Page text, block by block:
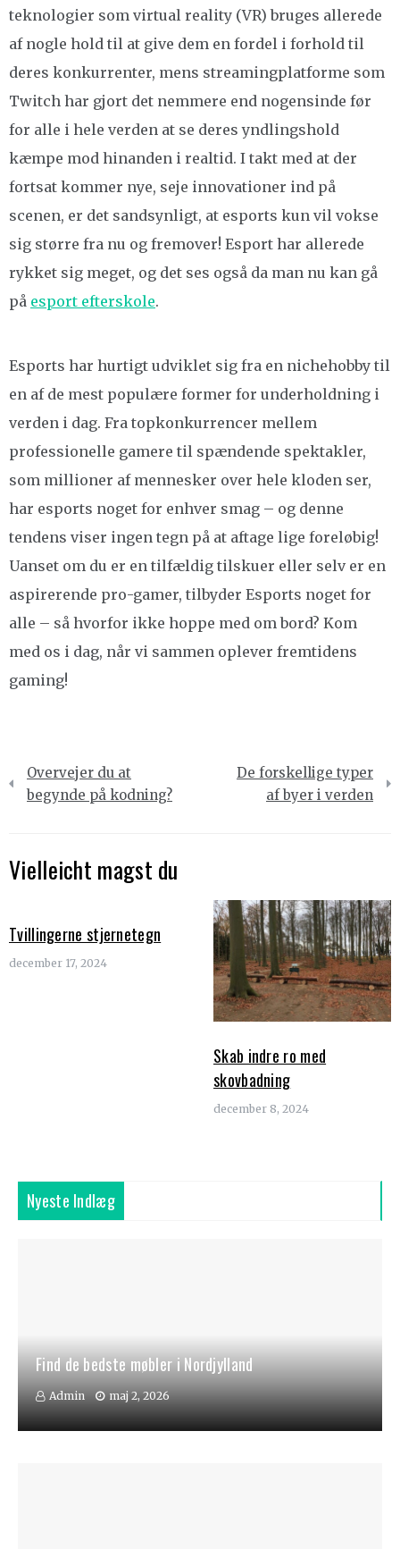
teknologier som virtual reality (VR) bruges allerede
af nogle hold til at give dem en fordel i forhold til
deres konkurrenter, mens streamingplatforme som
Twitch har gjort det nemmere end nogensinde før
for alle i hele verden at se deres yndlingshold
kæmpe mod hinanden i realtid. I takt med at der
fortsat kommer nye, seje innovationer ind på
scenen, er det sandsynligt, at esports kun vil vokse
sig større fra nu og fremover! Esport har allerede
rykket sig meget, og det ses også da man nu kan gå
på esport efterskole.
Esports har hurtigt udviklet sig fra en nichehobby til
en af de mest populære former for underholdning i
verden i dag. Fra topkonkurrencer mellem
professionelle gamere til spændende spektakler,
som millioner af mennesker over hele kloden ser,
har esports noget for enhver smag – og denne
tendens viser ingen tegn på at aftage lige foreløbig!
Uanset om du er en tilfældig tilskuer eller selv er en
aspirerende pro-gamer, tilbyder Esports noget for
alle – så hvorfor ikke hoppe med om bord? Kom
med os i dag, når vi sammen oplever fremtidens
gaming!
Indlægsnavigation
Overvejer du at
begynde på kodning?
De forskellige typer
af byer i verden
Vielleicht magst du
Tvillingerne stjernetegn
december 17, 2024
Skab indre ro med
skovbadning
december 8, 2024
Nyeste Indlæg
Find de bedste møbler i Nordjylland
Admin maj 2, 2026